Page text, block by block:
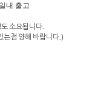
내 출고
소요됩니다.
는점 양해 바랍니다.)